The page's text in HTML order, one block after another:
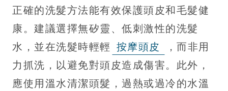
正確的洗髮方法能有效保護頭皮和毛髮健
康。建議選擇無矽靈、低刺激性的洗髮
水，並在洗髮時輕輕 按摩頭皮
，而非用
力抓洗，以避免對頭皮造成傷害。此外，
應使用溫水清潔頭髮，過熱或過冷的水溫